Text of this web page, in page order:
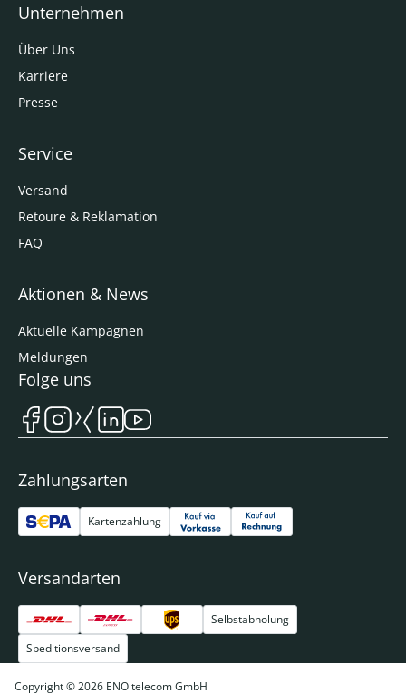
Unternehmen
Über Uns
Karriere
Presse
Service
Versand
Retoure & Reklamation
FAQ
Aktionen & News
Aktuelle Kampagnen
Meldungen
Zahlungsarten
Kartenzahlung
Versandarten
Selbstabholung
Speditionsversand
Folge uns
Copyright © 2026 ENO telecom GmbH